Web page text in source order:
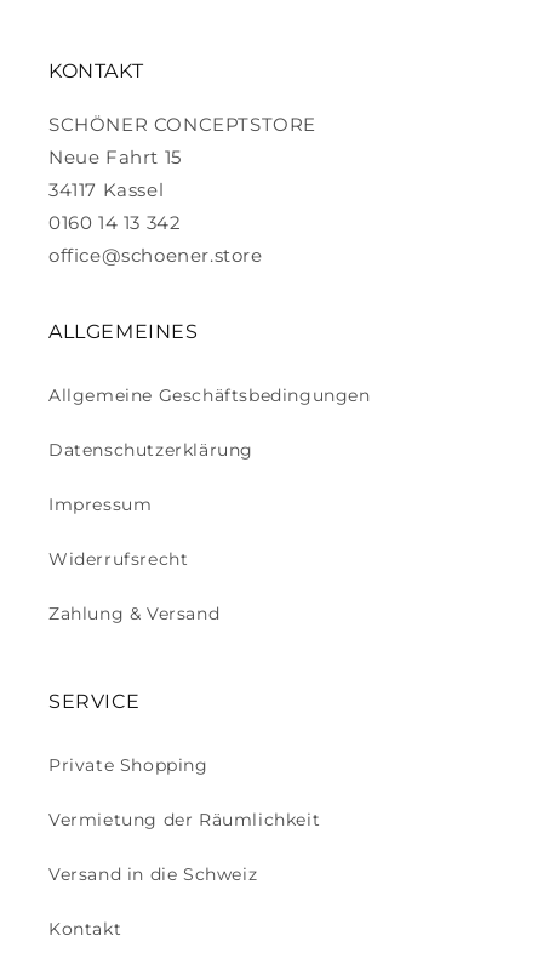
KONTAKT
SCHÖNER CONCEPTSTORE
Neue Fahrt 15
34117 Kassel
0160 14 13 342
office@schoener.store
ALLGEMEINES
Allgemeine Geschäftsbedingungen
Datenschutzerklärung
Impressum
Widerrufsrecht
Zahlung & Versand
SERVICE
Private Shopping
Vermietung der Räumlichkeit
Versand in die Schweiz
Kontakt